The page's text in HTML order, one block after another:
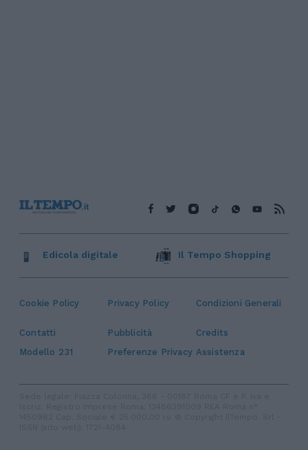
Cookie Policy Privacy Policy Condizioni Generali
Contatti Pubblicità
Credits
Modello 231
Preferenze Privacy Assistenza
Edicola digitale Il Tempo Shopping